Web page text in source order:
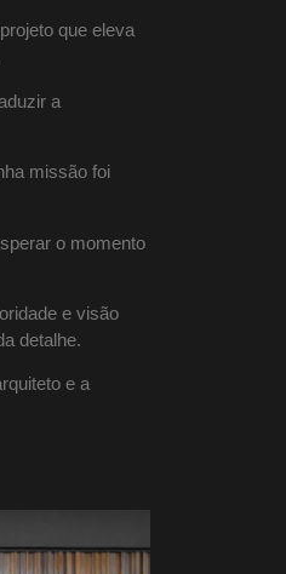
que eleva
a
missão foi
o momento
e visão
detalhe.
e a